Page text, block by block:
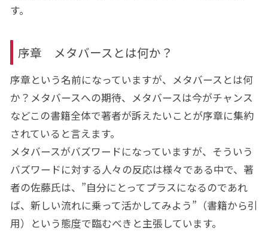
す。
序章 メタバースとは何か？
序章という名前になっていますが、メタバースとは何
か？メタバースへの期待、メタバースは今がチャンス
などこの書籍全体で著者が訴えたいことが序章に集約
されていると言えます。
メタバースがバズワードになっていますが、そういう
バズワードに対する人々の反応は様々である中で、著
者の佐藤氏は、”自分にとってプラスになるのであれ
ば、新しい流れに乗って活かしてみよう”（書籍から引
用）という態度で臨むべきと主張しています。